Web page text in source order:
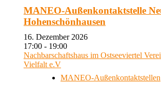
MANEO-Außenkontaktstelle
Hohenschönhausen
16. Dezember 2026
17:00 - 19:00
Nachbarschaftshaus im Ostseeviertel
Vielfalt e.V
MANEO-Außenkontaktstellen